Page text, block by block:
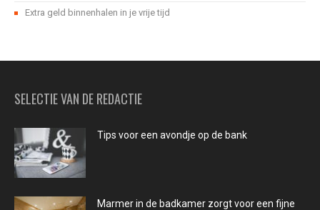
Extra geld binnenhalen in je vrije tijd
SELECTIE VAN DE REDACTIE
Tips voor een avondje op de bank
Marmer in de badkamer zorgt voor een fijne